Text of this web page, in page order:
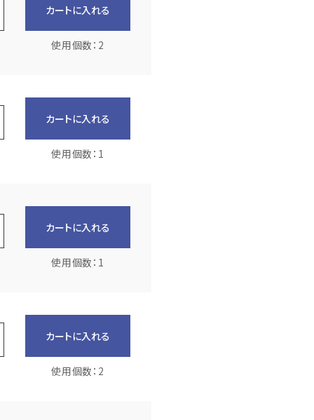
カートに入れる
使用個数：2
カートに入れる
使用個数：1
カートに入れる
使用個数：1
カートに入れる
使用個数：2